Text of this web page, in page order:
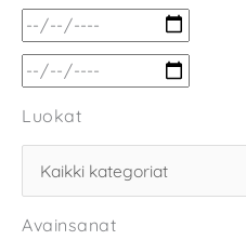
Luokat
Avainsanat